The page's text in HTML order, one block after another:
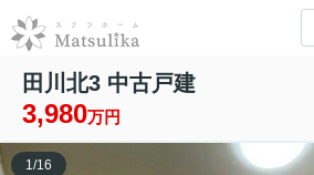
田川北3 中古戸建
3,980万円
1/16